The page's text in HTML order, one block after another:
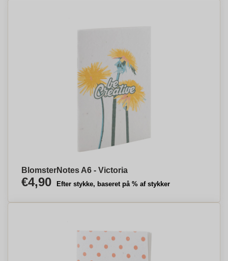
BlomsterNotes A6 - Victoria
€4,90 Efter stykke, baseret på % af stykker